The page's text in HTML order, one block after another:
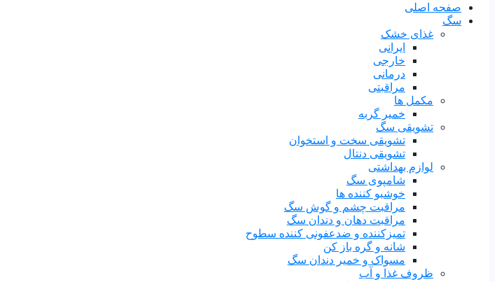
صفحه اصلی
سگ
غذای خشک
ایرانی
خارجی
درمانی
مراقبتی
مکمل ها
خمیر گربه
تشویقی سگ
تشویقی سخت و استخوان
تشویقی دنتال
لوازم بهداشتی
شامپوی سگ
خوشبو کننده ها
مراقبت چشم و گوش سگ
مراقبت دهان و دندان سگ
تمیزکننده و ضدعفونی کننده سطوح
شانه و گره باز کن
مسواک و خمیر دندان سگ
ظروف غذا و آب